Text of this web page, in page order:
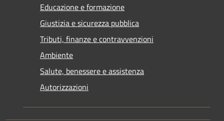
Educazione e formazione
Giustizia e sicurezza pubblica
Tributi, finanze e contravvenzioni
Ambiente
Salute, benessere e assistenza
Autorizzazioni